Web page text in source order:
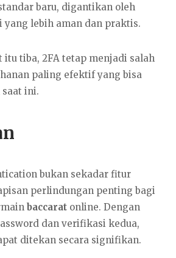
baru, digantikan oleh
yang lebih aman dan praktis.
itu tiba, 2FA tetap menjadi salah
paling efektif yang bisa
ini.
bukan sekadar fitur
perlindungan penting bagi
baccarat online. Dengan
dan verifikasi kedua,
ditekan secara signifikan.